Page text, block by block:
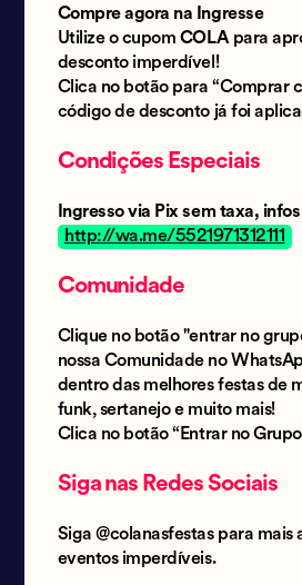
Compre agora na Ingresse
Utilize o cupom COLApara
desconto imperdível!
Clica no botão para “Comprar
código de desconto já foi
Condições Especiais
Ingresso via Pix sem taxa,
http://wa.me/5521971312111
Comunidade
Clique no botão "entrar no
nossa Comunidade no
dentro das melhores festas de
funk, sertanejo e muito mais!
Clica no botão “Entrar no
Siga nas Redes Sociais
Siga @colanasfestas para mais
eventos imperdíveis.